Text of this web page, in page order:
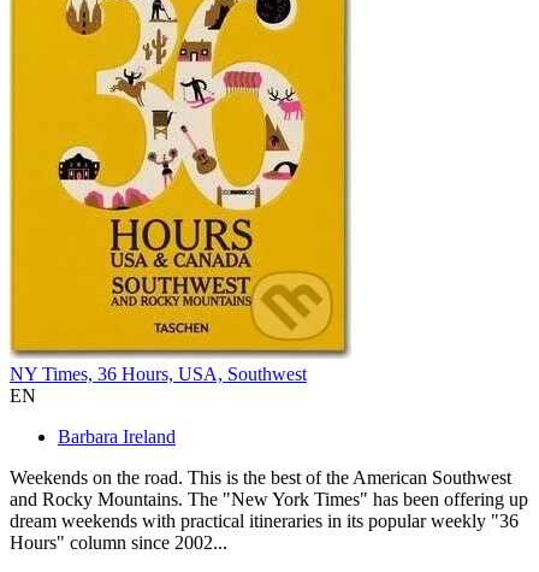
NY Times, 36 Hours, USA, Southwest
EN
Barbara Ireland
Weekends on the road. This is the best of the American Southwest
and Rocky Mountains. The "New York Times" has been offering up
dream weekends with practical itineraries in its popular weekly "36
Hours" column since 2002...